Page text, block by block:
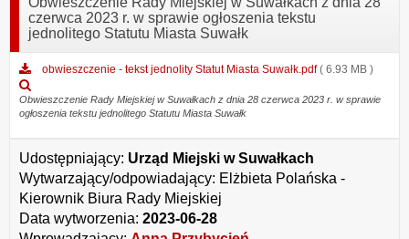
czerwca 2023 r. w sprawie ogłoszenia tekstu
jednolitego Statutu Miasta Suwałk
obwieszczenie - tekst jednolity Statut Miasta Suwałk.pdf ( 6.93 MB )
załącznika
obwieszczenie
jednolity
Statut
Miasta
Obwieszczenie Rady Miejskiej w Suwałkach z dnia 28 czerwca 2023 r. w sprawie
ogłoszenia tekstu jednolitego Statutu Miasta Suwałk
Udostępniający: Urząd Miejski w Suwałkach
Wytwarzający/odpowiadający: Elżbieta Polańska -
Kierownik Biura Rady Miejskiej
Data wytworzenia: 2023-06-28